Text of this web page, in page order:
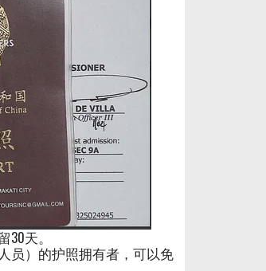
天。
员）的护照拥有者，可以免